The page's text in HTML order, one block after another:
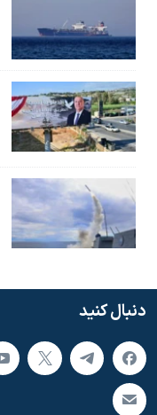
دنبال کنید